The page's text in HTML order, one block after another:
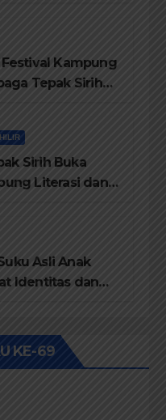
Kampung
Tepak Sirih
Sirih Buka
Literasi dan
Asli Anak
Identitas dan
KE-69